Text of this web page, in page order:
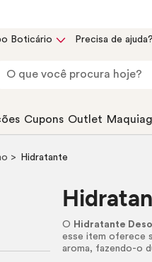
Boticário Precisa de ajuda?
Cupons Outlet
Hidratante
O Hidratante
esse item oferece
aroma, fazendo-o